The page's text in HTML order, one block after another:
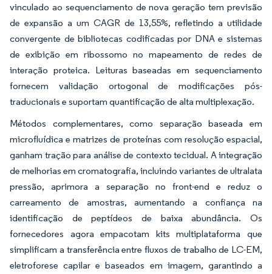
vinculado ao sequenciamento de nova geração tem previsão
de expansão a um CAGR de 13,55%, refletindo a utilidade
convergente de bibliotecas codificadas por DNA e sistemas
de exibição em ribossomo no mapeamento de redes de
interação proteica. Leituras baseadas em sequenciamento
fornecem validação ortogonal de modificações pós-
traducionais e suportam quantificação de alta multiplexação.
Métodos complementares, como separação baseada em
microfluídica e matrizes de proteínas com resolução espacial,
ganham tração para análise de contexto tecidual. A integração
de melhorias em cromatografia, incluindo variantes de ultralata
pressão, aprimora a separação no front-end e reduz o
carreamento de amostras, aumentando a confiança na
identificação de peptídeos de baixa abundância. Os
fornecedores agora empacotam kits multiplataforma que
simplificam a transferência entre fluxos de trabalho de LC-EM,
eletroforese capilar e baseados em imagem, garantindo a